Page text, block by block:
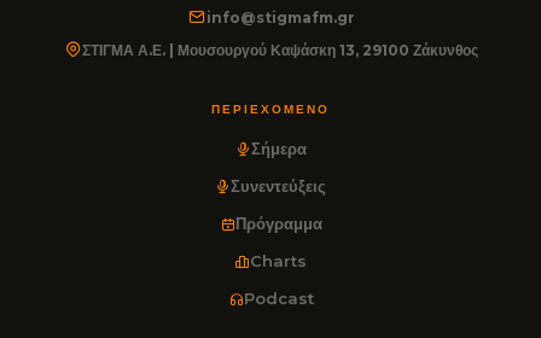
info@stigmafm.gr
ΣΤΙΓΜΑ Α.Ε. | Μουσουργού Καψάσκη 13, 29100 Ζάκυνθος
ΠΕΡΙΕΧΌΜΕΝΟ
Σήμερα
Συνεντεύξεις
Πρόγραμμα
Charts
Podcast